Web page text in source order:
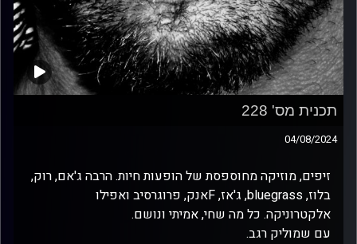
תכנית מס' 228
04/08/2024
זיפים, מוזיקה מחוספסת של הופעות חיות. הרבה ג'אם, רוק,
בלוז, bluegrass, ג'אז, Fאנק, פרוגרסיב ואפילו
אלקטרוניקה. כל מה שחי, אמיתי ונושם.
עם שמוליק רגב.